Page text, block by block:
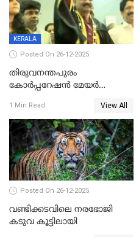
KERALA
Posted On 26-12-2025
തിരുവനന്തപുരം
കോര്‍പ്പറേഷന്‍ മേയര്‍
ഹൈക്കോടതിയിലേക്ക്;
സത്യപ്രതിജ്ഞ ചടങ്ങില്‍
ചട്ടലംഘനമെന്ന് പാർട്ടി
1 Min Read View All
Posted On 26-12-2025
വണ്ടിക്കടവിലെ നരഭോജി
കടുവ കൂട്ടിലായി